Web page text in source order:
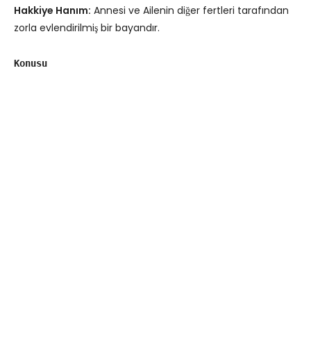
Hakkiye Hanım: Annesi ve Ailenin diğer fertleri tarafından
zorla evlendirilmiş bir bayandır.
Konusu